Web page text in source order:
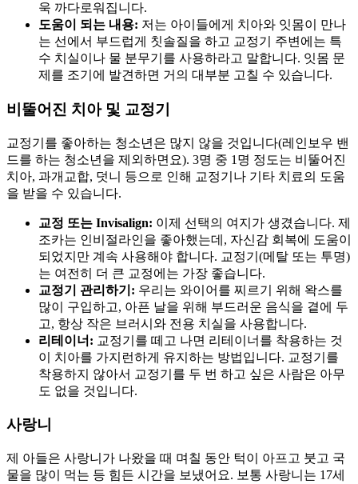
욱 까다로워집니다.
도움이 되는 내용: 저는 아이들에게 치아와 잇몸이 만나
는 선에서 부드럽게 칫솔질을 하고 교정기 주변에는 특
수 치실이나 물 분무기를 사용하라고 말합니다. 잇몸 문
제를 조기에 발견하면 거의 대부분 고칠 수 있습니다.
비뚤어진 치아 및 교정기
교정기를 좋아하는 청소년은 많지 않을 것입니다(레인보우 밴
드를 하는 청소년을 제외하면요). 3명 중 1명 정도는 비뚤어진
치아, 과개교합, 덧니 등으로 인해 교정기나 기타 치료의 도움
을 받을 수 있습니다.
교정 또는 Invisalign: 이제 선택의 여지가 생겼습니다. 제
조카는 인비절라인을 좋아했는데, 자신감 회복에 도움이
되었지만 계속 사용해야 합니다. 교정기(메탈 또는 투명)
는 여전히 더 큰 교정에는 가장 좋습니다.
교정기 관리하기: 우리는 와이어를 찌르기 위해 왁스를
많이 구입하고, 아픈 날을 위해 부드러운 음식을 곁에 두
고, 항상 작은 브러시와 전용 치실을 사용합니다.
리테이너: 교정기를 떼고 나면 리테이너를 착용하는 것
이 치아를 가지런하게 유지하는 방법입니다. 교정기를
착용하지 않아서 교정기를 두 번 하고 싶은 사람은 아무
도 없을 것입니다.
사랑니
제 아들은 사랑니가 나왔을 때 며칠 동안 턱이 아프고 붓고 국
물을 많이 먹는 등 힘든 시간을 보냈어요. 보통 사랑니는 17세